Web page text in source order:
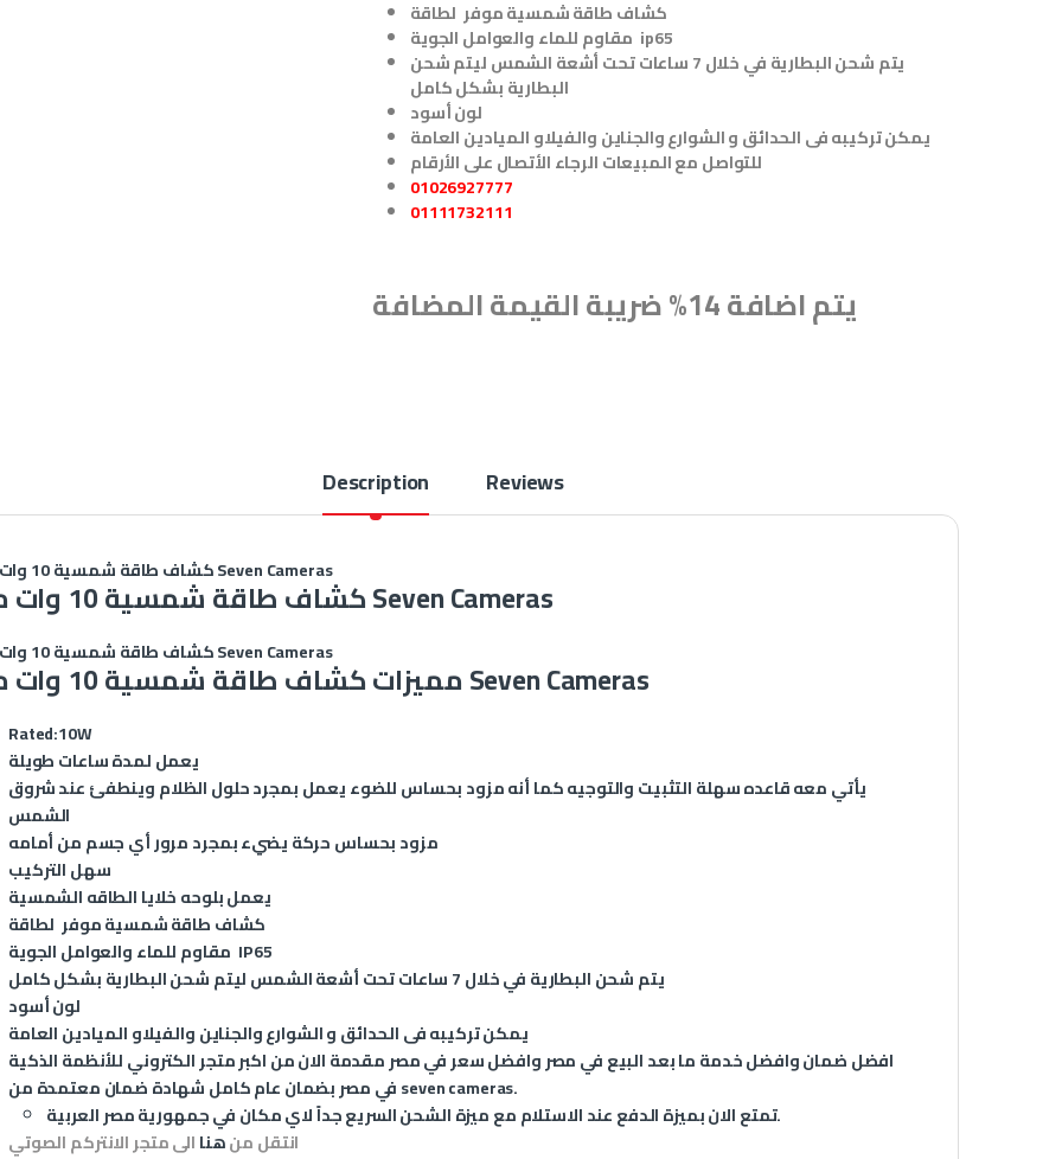
كشاف طاقة شمسية موفر لطاقة
مقاوم للماء والعوامل الجوية ip65
يتم شحن البطارية في خلال 7 ساعات تحت أشعة الشمس ليتم شحن
البطارية بشكل كامل
لون أسود
يمكن تركيبه فى الحدائق و الشوارع والجناين والفيلاو الميادين العامة
01026927777
01111732111
يتم اضافة 14% ضريبة القيمة المضافة
Description Reviews
كشاف طاقة شمسية 10 وات من Seven Cameras
كشاف طاقة شمسية 10 وات من Seven Cameras
كشاف طاقة شمسية 10 وات من Seven Cameras
مميزات كشاف طاقة شمسية 10 وات من Seven Cameras
Rated:10W
يعمل لمدة ساعات طويلة
يأتي معه قاعده سهلة التثبيت والتوجيه كما أنه مزود بحساس للضوء يعمل بمجرد حلول الظلام وينطفئ عند شروق
الشمس
مزود بحساس حركة يضيء بمجرد مرور أي جسم من أمامه
سهل التركيب
يعمل بلوحه خلايا الطاقه الشمسية
كشاف طاقة شمسية موفر لطاقة
مقاوم للماء والعوامل الجوية IP65
يتم شحن البطارية في خلال 7 ساعات تحت أشعة الشمس ليتم شحن البطارية بشكل كامل
لون أسود
يمكن تركيبه فى الحدائق و الشوارع والجناين والفيلاو الميادين العامة
افضل ضمان وافضل خدمة ما بعد البيع في مصر وافضل سعر في مصرمقدمة الان من اكبر متجر الكتروني للأنظمة الذكية
في مصر بضمان عام كامل شهادة ضمان معتمدة من seven cameras.
تمتع الان بميزة الدفع عند الاستلام مع ميزة الشحن السريع جداً لاي مكان في جمهورية مصر العربية.
انتقل منهناالى متجر الانتركم الصوتي